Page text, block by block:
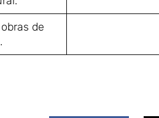
de